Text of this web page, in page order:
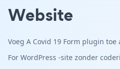
Website
Voeg A Covid 19 Form plugin
For WordPress -site zonder